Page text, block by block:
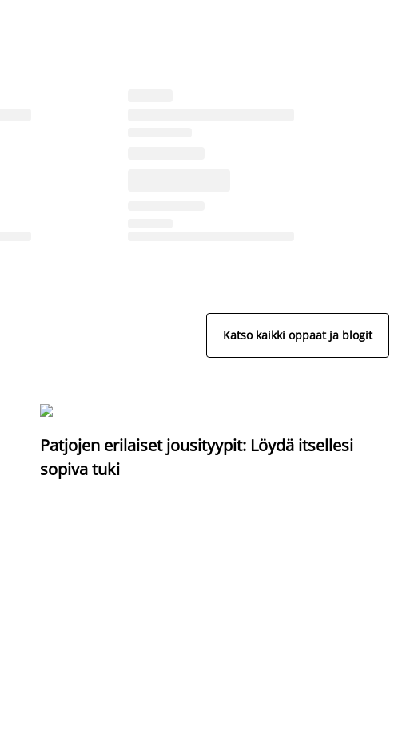
Katso kaikki oppaat ja blogit
Patjojen erilaiset jousityypit: Löydä itsellesi
sopiva tuki